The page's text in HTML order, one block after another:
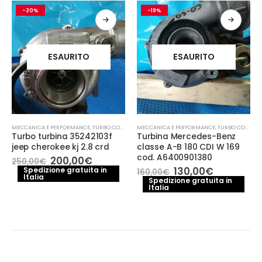
-20%
ESAURITO
MECCANICA E PERFORMANCE,TURBO COMPRESSORE- TURBINA
Turbo turbina 35242103f
jeep cherokee kj 2.8 crd
250,00€ Il
prezzo
originale
200,00€Il
prezzo
attuale
Spedizione gratuita in
Italia
-19%
ESAURITO
MECCANICA E PERFORMANCE,TURBO COMPRESSORE- TURBINA
Turbina Mercedes-Benz
classe A-B 180 CDI W 169
cod. A6400901380
160,00€ Il
prezzo
originale
130,00€Il
prezzo
attuale
Spedizione gratuita in
Italia